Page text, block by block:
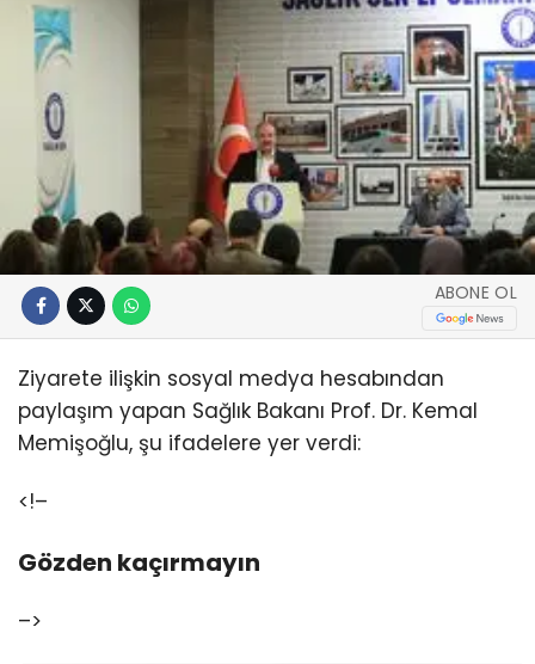
ABONE OL
Ziyarete ilişkin sosyal medya hesabından
paylaşım yapan Sağlık Bakanı Prof. Dr. Kemal
Memişoğlu, şu ifadelere yer verdi:
<!–
Gözden kaçırmayın
–>